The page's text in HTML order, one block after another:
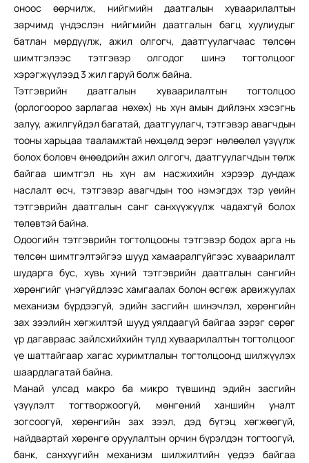
оноос өөрчилж, нийгмийн даатгалын хуваарилалтын
зарчимд үндэслэн нийгмийн даатгалын багц хуулиудыг
батлан мөрдүүлж, ажил олгогч, даатгуулагчаас төлсөн
шимтгэлээс тэтгэвэр олгодог шинэ тогтолцоог
хэрэгжүүлээд 3 жил гаруй болж байна.
Тэтгэврийн даатгалын хуваарилалтын тогтолцоо
(орлогоороо зарлагаа нөхөх) нь хүн амын дийлэнх хэсэгнь
залуу, ажилгүйдэл багатай, даатгуулагч, тэтгэвэр авагчдын
тооны харьцаа тааламжтай нөхцөлд эерэг нөлөөлөл үзүүлж
болох боловч өнөөдрийн ажил олгогч, даатгуулагчдын төлж
байгаа шимтгэл нь хүн ам насжихийн хэрээр дундаж
наслалт өсч, тэтгэвэр авагчдын тоо нэмэгдэх тэр үеийн
тэтгэврийн даатгалын санг санхүүжүүлж чадахгүй болох
төлөвтэй байна.
Одоогийн тэтгэврийн тогтолцооны тэтгэвэр бодох арга нь
төлсөн шимтгэлтэйгээ шууд хамааралгүйгээс хуваарилалт
шударга бус, хувь хүний тэтгэврийн даатгалын сангийн
хөрөнгийг үнэгүйдлээс хамгаалах болон өсгөж арвижуулах
механизм бүрдээгүй, эдийн засгийн шинэчлэл, хөрөнгийн
зах зээлийн хөгжилтэй шууд уялдаагүй байгаа зэрэг сөрөг
үр дагавраас зайлсхийхийн тулд хуваарилалтын тогтолцоог
үе шаттайгаар хагас хуримтлалын тогтолцоонд шилжүүлэх
шаардлагатай байна.
Манай улсад макро ба микро түвшинд эдийн засгийн
үзүүлэлт тогтворжоогүй, мөнгөний ханшийн уналт
зогсоогүй, хөрөнгийн зах зээл, дэд бүтэц хөгжөөгүй,
найдвартай хөрөнгө оруулалтын орчин бүрэлдэн тогтоогүй,
банк, санхүүгийн механизм шилжилтийн үедээ байгаа